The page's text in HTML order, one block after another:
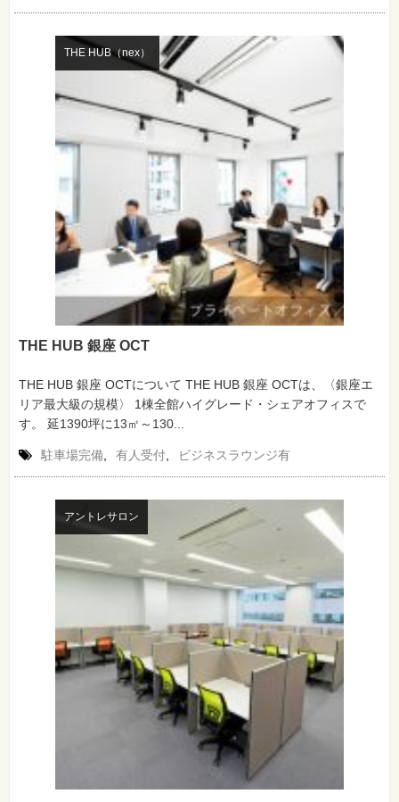
THE HUB（nex）
THE HUB 銀座 OCT
THE HUB 銀座 OCTについて THE HUB 銀座 OCTは、〈銀座エ
リア最大級の規模〉 1棟全館ハイグレード・シェアオフィスで
す。 延1390坪に13㎡～130...
駐車場完備 有人受付 ビジネスラウンジ有
アントレサロン